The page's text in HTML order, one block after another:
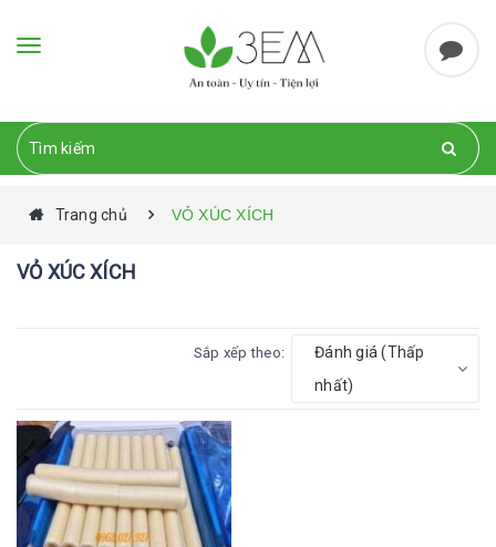
Toggle
Trang chủ VỎ XÚC XÍCH
VỎ XÚC XÍCH
Sắp xếp theo:
Đánh giá (Thấp
nhất)